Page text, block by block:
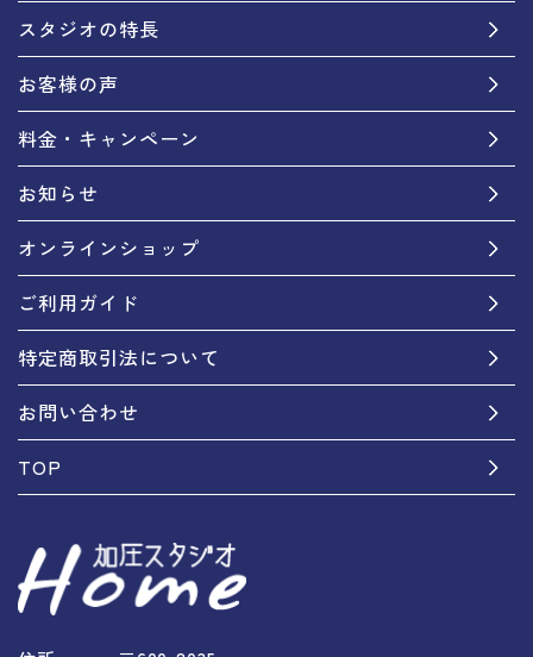
スタジオの特長
お客様の声
料金・キャンペーン
お知らせ
オンラインショップ
ご利用ガイド
特定商取引法について
お問い合わせ
TOP